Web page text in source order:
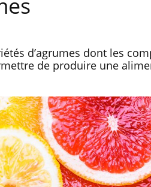
d’agrumes dont les
de produire une